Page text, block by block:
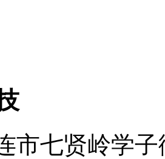
市七贤岭学子